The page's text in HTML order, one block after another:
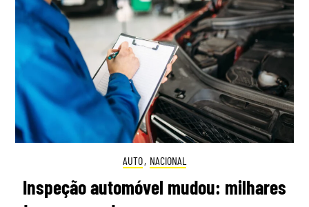
AUTO, NACIONAL
Inspeção automóvel mudou: milhares